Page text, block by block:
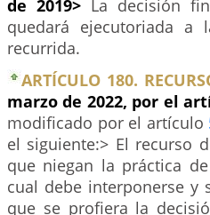
de 2019> La decisión
quedará ejecutoriada
recurrida.
ARTÍCULO 180.
marzo de 2022, por el
modificado por el artículo
el siguiente:> El recurso
que niegan la práctica
cual debe interponerse y
que se profiera la